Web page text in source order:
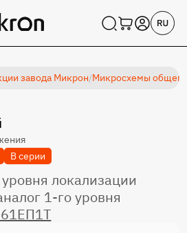
завода Микрон/Микросхемы
В серии
локализации
1-го уровня